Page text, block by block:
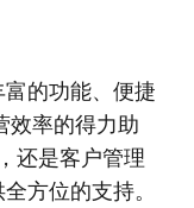
的功能、便捷
效率的得力助
还是客户管理
方位的支持。